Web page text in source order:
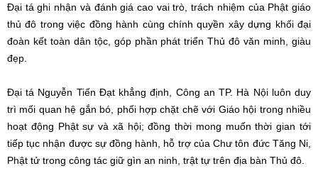
Đại tá ghi nhận và đánh giá cao vai trò, trách nhiệm của Phật giáo
thủ đô trong việc đồng hành cùng chính quyền xây dựng khối đại
đoàn kết toàn dân tộc, góp phần phát triển Thủ đô văn minh, giàu
đẹp.
Đại tá Nguyễn Tiến Đạt khẳng định, Công an TP. Hà Nội luôn duy
trì mối quan hệ gắn bó, phối hợp chặt chẽ với Giáo hội trong nhiều
hoạt động Phật sự và xã hội; đồng thời mong muốn thời gian tới
tiếp tục nhận được sự đồng hành, hỗ trợ của Chư tôn đức Tăng Ni,
Phật tử trong công tác giữ gìn an ninh, trật tự trên địa bàn Thủ đô.